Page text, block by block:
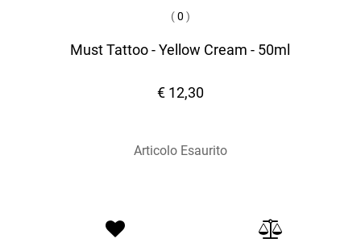
(0 )
Must Tattoo - Yellow Cream - 50ml
€ 12,30
Articolo Esaurito